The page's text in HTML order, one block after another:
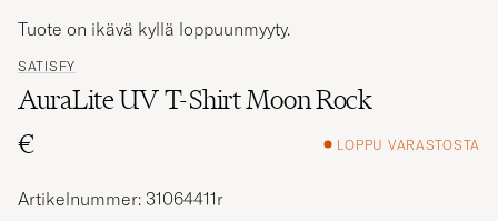
SATISFY
AuraLite UV T-Shirt Moon Rock
€
LOPPU VARASTOSTA
Tuote on ikävä kyllä loppuunmyyty.
Artikelnummer: 31064411r